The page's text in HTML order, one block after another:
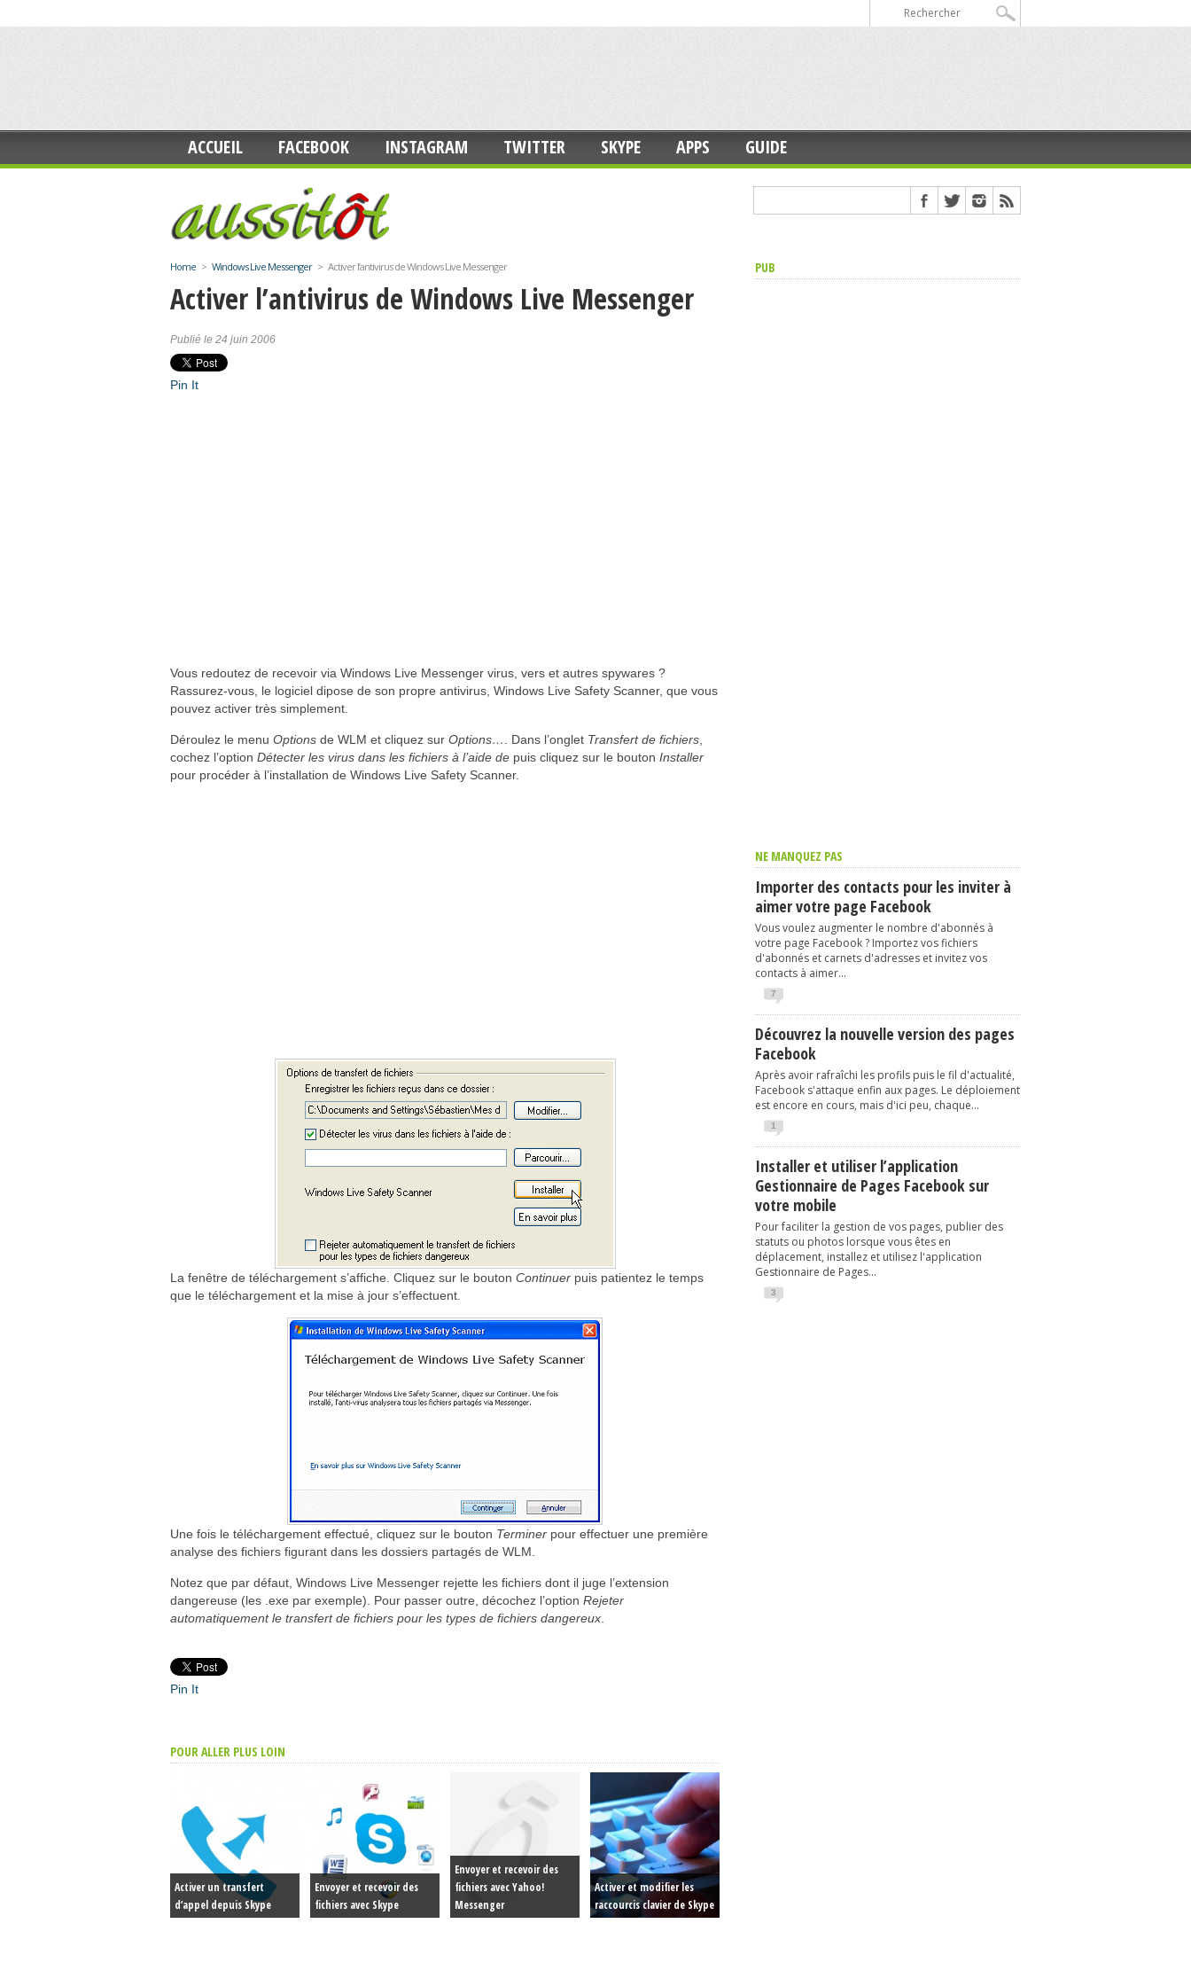
ACCUEIL FACEBOOK INSTAGRAM TWITTER SKYPE APPS GUIDE
Home > Windows Live Messenger> Activer l’antivirus de Windows Live Messenger
Activer l’antivirus de Windows Live Messenger
Publié le 24 juin 2006
Pin It
Vous redoutez de recevoir via Windows Live Messenger virus, vers et autres spywares ?
Rassurez-vous, le logiciel dipose de son propre antivirus, Windows Live Safety Scanner, que vous
pouvez activer très simplement.
Déroulez le menu Options de WLM et cliquez sur Options… . Dans l’onglet Transfert de fichiers
cochez l’option Détecter les virus dans les fichiers à l’aide de puis cliquez sur le bouton Installer
pour procéder à l’installation de Windows Live Safety Scanner.
La fenêtre de téléchargement s’affiche. Cliquez sur le bouton Continuer puis patientez le temps
que le téléchargement et la mise à jour s’effectuent.
Une fois le téléchargement effectué, cliquez sur le bouton Terminer pour effectuer une première
analyse des fichiers figurant dans les dossiers partagés de WLM.
Notez que par défaut, Windows Live Messenger rejette les fichiers dont il juge l’extension
dangereuse (les .exe par exemple). Pour passer outre, décochez l’option Rejeter
automatiquement le transfert de fichiers pour les types de fichiers dangereux
Pin It
POUR ALLER PLUS LOIN
Activer un transfert
d’appel depuis Skype
Envoyer et recevoir des
fichiers avec Skype
Envoyer et recevoir des
fichiers avec Yahoo!
Messenger
Activer et modifier les
raccourcis clavier de Skype
PUB
NE MANQUEZ PAS
Importer des contacts pour les inviter à
aimer votre page Facebook
Vous voulez augmenter le nombre d'abonnés à
votre page Facebook ? Importez vos fichiers
d'abonnés et carnets d'adresses et invitez vos
contacts à aimer...
7
Découvrez la nouvelle version des pages
Facebook
Après avoir rafraîchi les profils puis le fil d'actualité,
Facebook s'attaque enfin aux pages. Le déploiement
est encore en cours, mais d'ici peu, chaque...
1
Installer et utiliser l’application
Gestionnaire de Pages Facebook sur
votre mobile
Pour faciliter la gestion de vos pages, publier des
statuts ou photos lorsque vous êtes en
déplacement, installez et utilisez l'application
Gestionnaire de Pages...
3